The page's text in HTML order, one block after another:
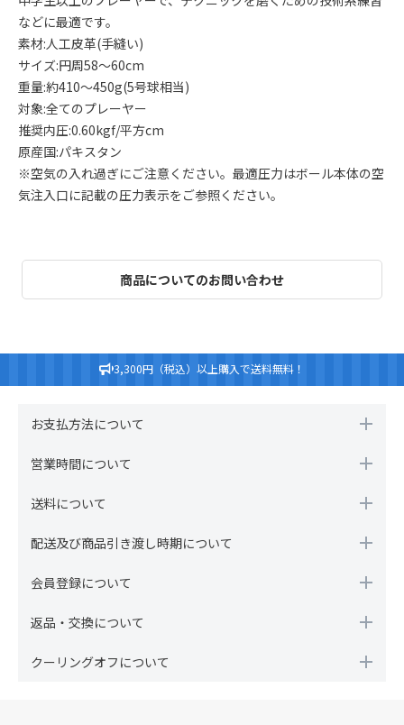
などに最適です。
素材:人工皮革(手縫い)
サイズ:円周58～60cm
重量:約410～450g(5号球相当)
対象:全てのプレーヤー
推奨内圧:0.60kgf/平方cm
原産国:パキスタン
※空気の入れ過ぎにご注意ください。最適圧力はボール本体の空
気注入口に記載の圧力表示をご参照ください。
商品についてのお問い合わせ
3,300円（税込）以上購入で送料無料！
お支払方法について
営業時間について
送料について
配送及び商品引き渡し時期について
会員登録について
返品・交換について
クーリングオフについて